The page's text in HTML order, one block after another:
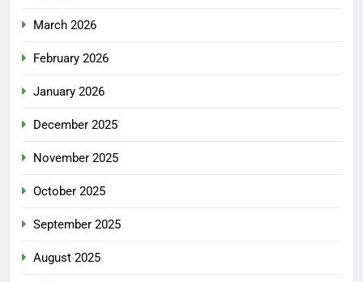
March 2026
February 2026
January 2026
December 2025
November 2025
October 2025
September 2025
August 2025